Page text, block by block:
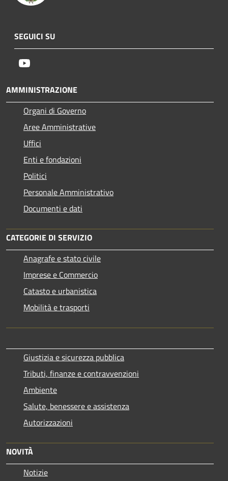
SEGUICI SU
AMMINISTRAZIONE
Organi di Governo
Aree Amministrative
Uffici
Enti e fondazioni
Politici
Personale Amministrativo
Documenti e dati
CATEGORIE DI SERVIZIO
Anagrafe e stato civile
Imprese e Commercio
Catasto e urbanistica
Mobilità e trasporti
Giustizia e sicurezza pubblica
Tributi, finanze e contravvenzioni
Ambiente
Salute, benessere e assistenza
Autorizzazioni
NOVITÀ
Notizie